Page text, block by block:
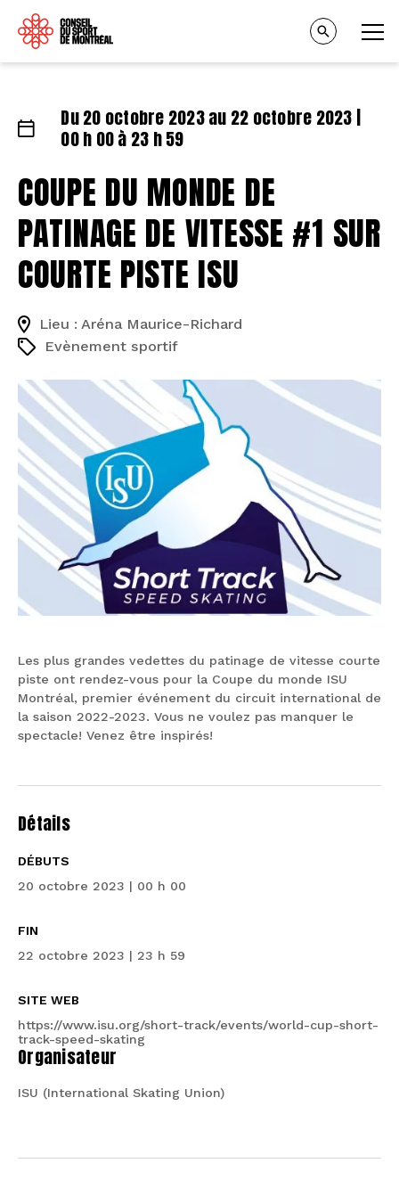
Du 20 octobre 2023 au 22 octobre 2023 |
00 h 00 à 23 h 59
COUPE DU MONDE DE
PATINAGE DE VITESSE #1 SUR
COURTE PISTE ISU
Lieu : Aréna Maurice-Richard
Evènement sportif
Les plus grandes vedettes du patinage de vitesse courte
piste ont rendez-vous pour la Coupe du monde ISU
Montréal, premier événement du circuit international de
la saison 2022-2023. Vous ne voulez pas manquer le
spectacle! Venez être inspirés!
Détails
DÉBUTS
20 octobre 2023 | 00 h 00
FIN
22 octobre 2023 | 23 h 59
SITE WEB
https://www.isu.org/short-track/events/world-cup-short-
track-speed-skating
Organisateur
ISU (International Skating Union)